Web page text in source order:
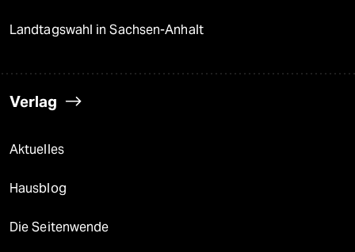
Landtagswahl in Sachsen-Anhalt
Verlag
Aktuelles
Hausblog
Die Seitenwende